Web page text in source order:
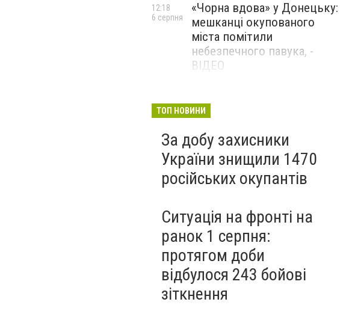
«Чорна вдова» у Донецьку:
мешканці окупованого
міста помітили
небезпечного павука, -
ВІДЕО
12:18
6 серпня
засудили до 8 років
метадону
6 серпня
ТОП НОВИНИ
За добу захисники
України знищили 1470
російських окупантів
Ситуація на фронті на
ранок 1 серпня:
протягом доби
відбулося 243 бойові
зіткнення